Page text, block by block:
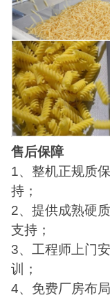
售后保障
1、整机正规质
持；
2、提供成熟硬
支持；
3、工程师上门
训；
4、免费厂房布